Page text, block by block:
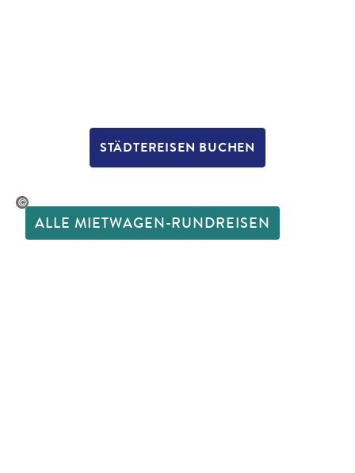
STÄDTEREISEN BUCHEN
©ymgerman
ALLE MIETWAGEN-RUNDREISEN